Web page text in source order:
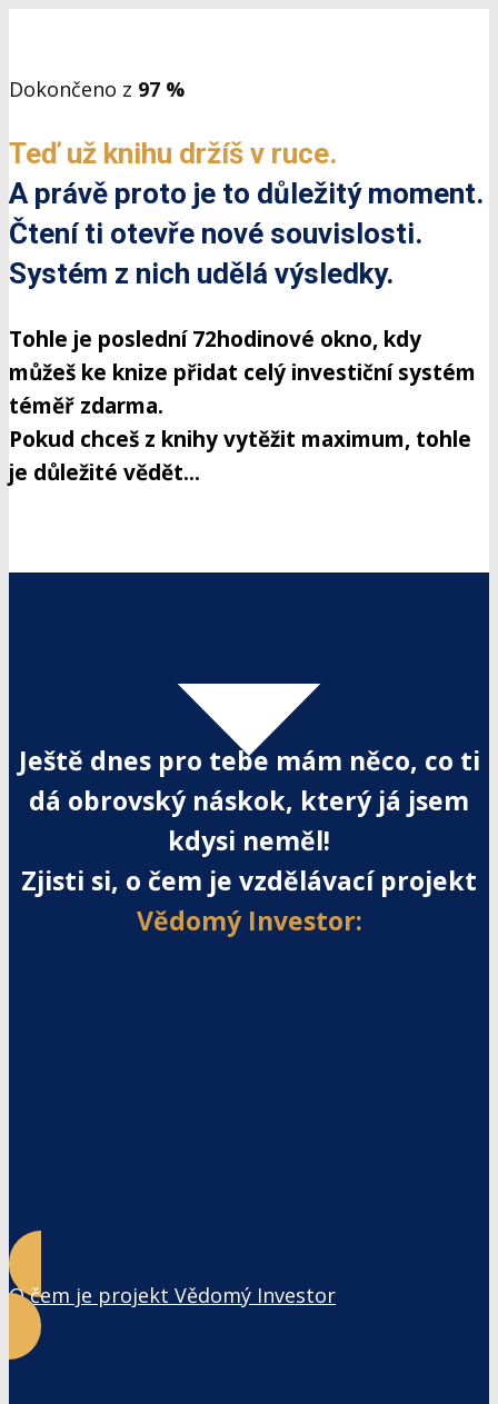
Dokončeno z 97 %
Teď už knihu držíš v ruce.
A právě proto je to důležitý moment.
Čtení ti otevře nové souvislosti.
Systém z nich udělá výsledky.
Tohle je poslední 72hodinové okno, kdy
můžeš ke knize přidat celý investiční systém
téměř zdarma.
Pokud chceš z knihy vytěžit maximum, tohle
je důležité vědět...
Ještě dnes pro tebe mám něco, co ti
dá obrovský náskok, který já jsem
kdysi neměl!
Zjisti si, o čem je vzdělávací projekt
Vědomý Investor:
O čem je projekt Vědomý Investor